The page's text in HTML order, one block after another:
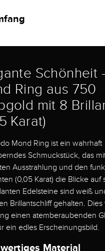
Schönheit
Ring aus 750
mit 8
Karat)
Mond Ring ist ein wahrhaft
Schmuckstück, das
Ausstrahlung und den
(0,05 Karat) die Blicke auf
Edelsteine sind weiß
Brillantschliff gehalten. Dies
einen atemberaubenden
ein edles Erscheinungsbild.
Material